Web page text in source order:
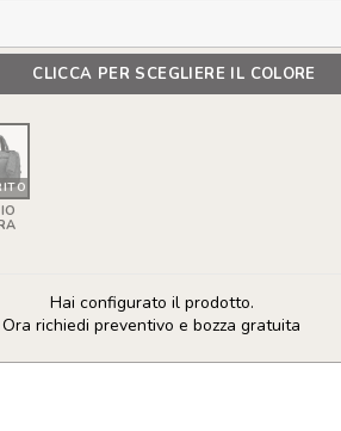
CLICCA PER SCEGLIERE IL COLORE
Hai configurato il prodotto.
Ora richiedi preventivo e bozza gratuita